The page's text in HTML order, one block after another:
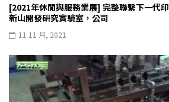
[2021年休閒與服務業展] 完整聯繫下一代
新山開發研究實驗室，公司
11 11 月, 2021